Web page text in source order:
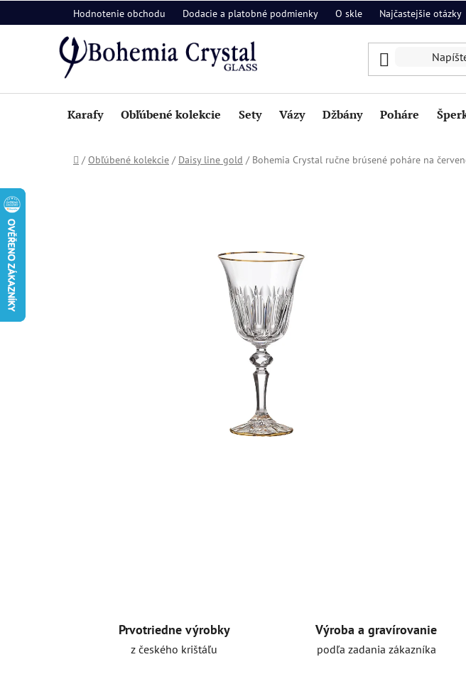
na
Hodnotenie obchodu Dodacie a platobné podmienky O skle Najčastejšie otázky
Karafy Obľúbené kolekcie Sety Vázy Džbány Poháre
Domov
/ Obľúbené kolekcie / Daisy line gold / Bohemia Crystal ručne brúsené poháre na
Prvotriedne výrobky
z českého krištáľu
Výroba a gravírovanie
podľa zadania zákazníka